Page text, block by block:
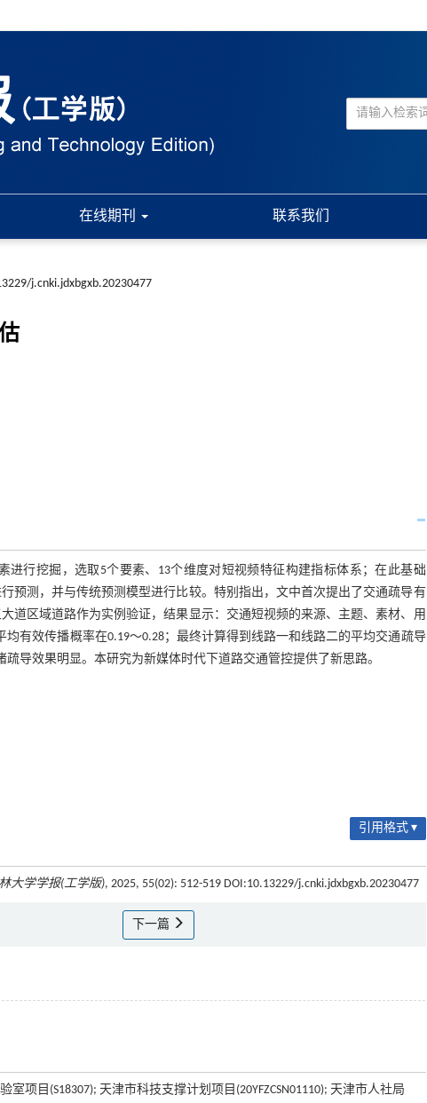
在线期刊 联系我们
j.cnki.jdxbgxb.20230477
行挖掘，选取5个要素、13个维度对短视频特征构建指标体系；在此基础
预测，并与传统预测模型进行比较。特别指出，文中首次提出了交通疏导有
道区域道路作为实例验证，结果显示：交通短视频的来源、主题、素材、用
有效传播概率在0.19～0.28；最终计算得到线路一和线路二的平均交通疏导
导效果明显。本研究为新媒体时代下道路交通管控提供了新思路。
引用格式 ▾
大学学报(工学版), 2025, 55(02): 512-519 DOI:10.13229/j.cnki.jdxbgxb.20230477
下一篇
项目(S18307); 天津市科技支撑计划项目(20YFZCSN01110); 天津市人社局